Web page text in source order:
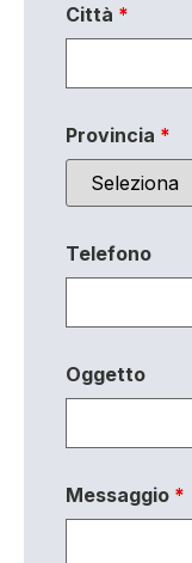
Città *
Provincia *
Telefono
Oggetto
Messaggio *